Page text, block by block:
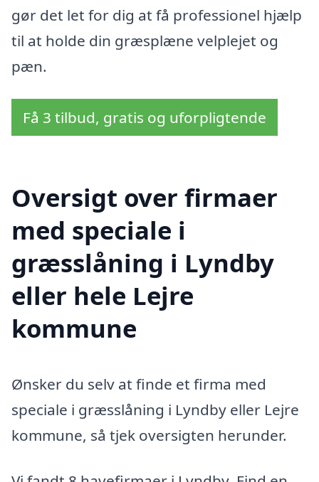
gør det let for dig at få professionel hjælp
til at holde din græsplæne velplejet og
pæn.
Få 3 tilbud, gratis og uforpligtende
Oversigt over firmaer
med speciale i
græsslåning i Lyndby
eller hele Lejre
kommune
Ønsker du selv at finde et firma med
speciale i græsslåning i Lyndby eller Lejre
kommune, så tjek oversigten herunder.